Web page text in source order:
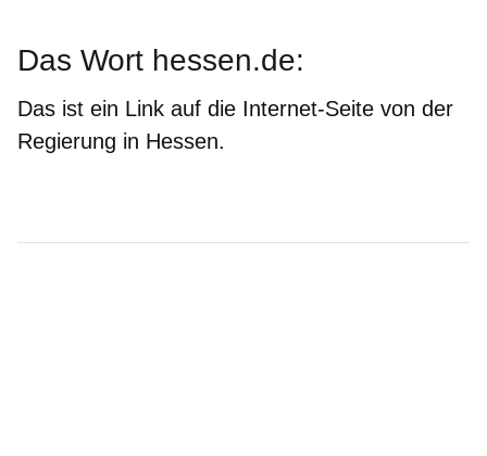
Das Wort hessen.de:
Das ist ein Link auf die Internet-Seite von der
Regierung in Hessen.